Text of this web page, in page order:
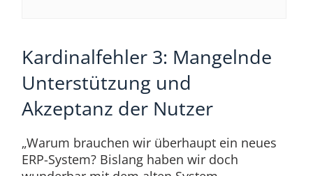
Kardinalfehler 3: Mangelnde
Unterstützung und
Akzeptanz der Nutzer
„Warum brauchen wir überhaupt ein neues
ERP-System? Bislang haben wir doch